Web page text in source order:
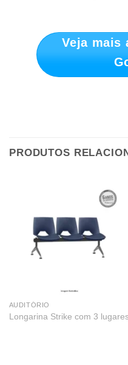
Veja mais
PRODUTOS
AUDITÓRIO
Longarina Strike com 3